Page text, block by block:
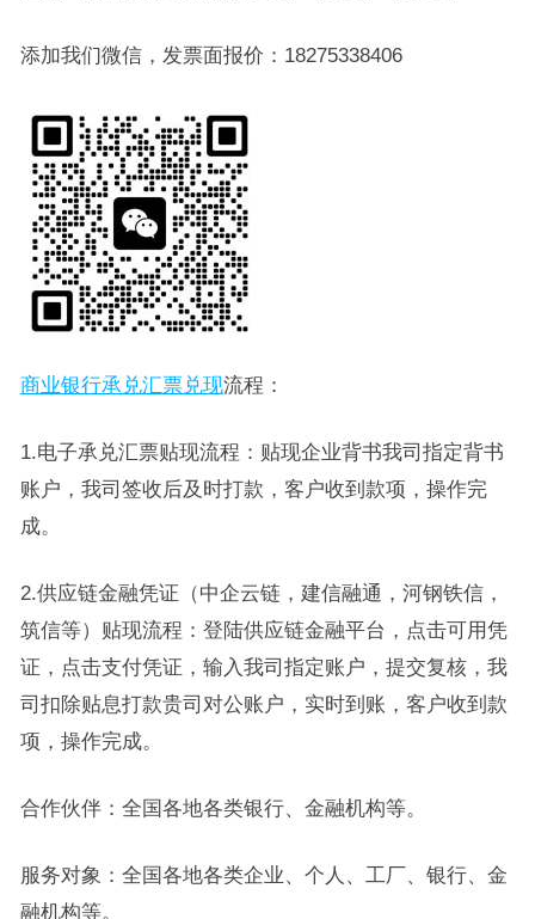
添加我们微信，发票面报价：18275338406
商业银行承兑汇票兑现流程：
1.电子承兑汇票贴现流程：贴现企业背书我司指定背书
账户，我司签收后及时打款，客户收到款项，操作完
成。
2.供应链金融凭证（中企云链，建信融通，河钢铁信，
筑信等）贴现流程：登陆供应链金融平台，点击可用凭
证，点击支付凭证，输入我司指定账户，提交复核，我
司扣除贴息打款贵司对公账户，实时到账，客户收到款
项，操作完成。
合作伙伴：全国各地各类银行、金融机构等。
服务对象：全国各地各类企业、个人、工厂、银行、金
融机构等。